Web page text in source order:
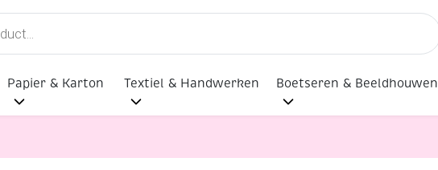
Papier & Karton Textiel & Handwerken Boetseren & Beeldhouwen